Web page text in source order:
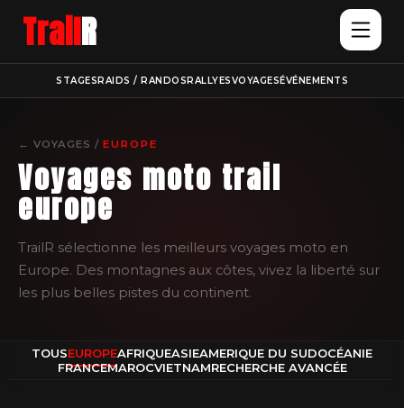
TrailR
STAGESRAIDS / RANDOSRALLYESVOYAGESÉVÉNEMENTS
← VOYAGES / EUROPE
Voyages moto trail
europe
TrailR sélectionne les meilleurs voyages moto en
Europe. Des montagnes aux côtes, vivez la liberté sur
les plus belles pistes du continent.
TOUSEUROPEAFRIQUEASIEAMERIQUE DU SUDOCÉANIE
FRANCEMAROCVIETNAMRECHERCHE AVANCÉE